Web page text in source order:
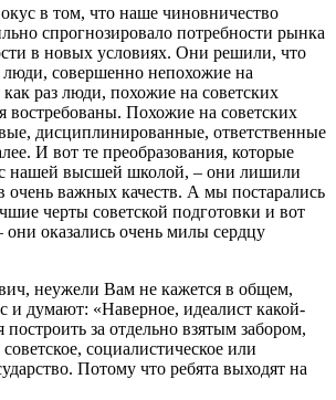
в том, что наше чиновничество
спрогнозировало потребности рынка
в новых условиях. Они решили, что
совершенно непохожие на
раз люди, похожие на советских
востребованы. Похожие на советских
дисциплинированные, ответственные
И вот те преобразования, которые
нашей высшей школой, – они лишили
важных качеств. А мы постарались
черты советской подготовки и вот
оказались очень милы сердцу
неужели Вам не кажется в общем,
и думают: «Наверное, идеалист какой-
построить за отдельно взятым забором,
социалистическое или
Потому что ребята выходят на